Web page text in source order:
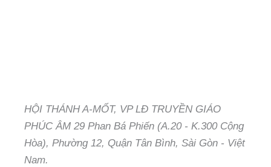
HỘI THÁNH A-MỐT, VP LĐ TRUYỀN GIÁO
PHÚC ÂM 29 Phan Bá Phiến (A.20 - K.300 Cộng
Hòa), Phường 12, Quận Tân Bình, Sài Gòn - Việt
Nam.